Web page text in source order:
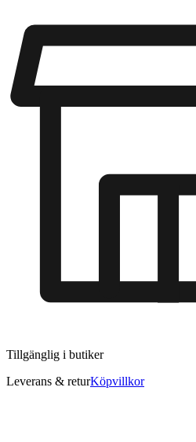
Tillgänglig i butiker
Leverans & returKöpvillkor